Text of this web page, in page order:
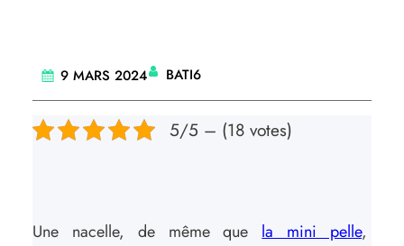
9 MARS 2024 BATI6
5/5 – (18 votes)
Une nacelle, de même que la mini pelle,